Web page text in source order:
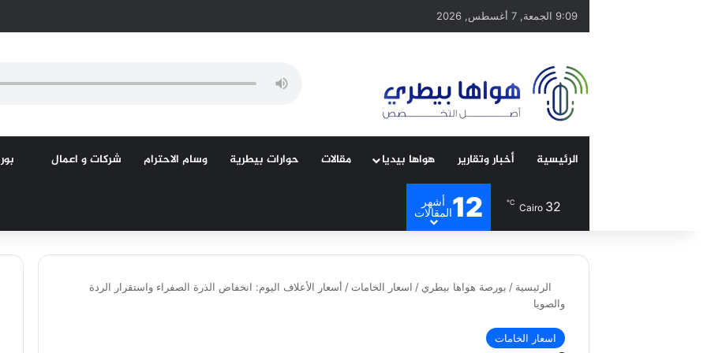
9:09 الجمعة, 7 أغسطس, 2026
الرئيسية أخبار وتقارير هواها بيديا مقالات حوارات بيطرية وسام الاحترام شركات و اعمال
Cairo 32
℃
12
أشهر
المقالات
الرئيسية / بورصة هواها بيطري / اسعار الخامات / أسعار الأعلاف اليوم: انخفاض الذرة الصفراء واستقرار الردة
والصويا
اسعار الخامات